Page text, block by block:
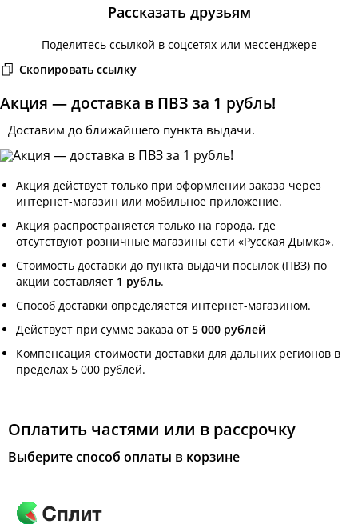
Рассказать друзьям
Поделитесь ссылкой в соцсетях или мессенджере
Скопировать ссылку
Акция — доставка в ПВЗ за 1 рубль!
Доставим до ближайшего пункта выдачи.
Акция действует только при оформлении заказа через
интернет-магазин или мобильное приложение.
Акция распространяется только на города, где
отсутствуют розничные магазины сети «Русская Дымка».
Стоимость доставки до пункта выдачи посылок (ПВЗ) по
акции составляет 1 рубль.
Способ доставки определяется интернет-магазином.
Действует при сумме заказа от 5 000 рублей
Компенсация стоимости доставки для дальних регионов в
пределах 5 000 рублей.
Оплатить частями или в рассрочку
Выберите способ оплаты в корзине